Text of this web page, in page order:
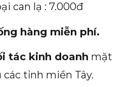
can lạ : 7.000đ
hàng miễn phí.
tác kinh doanh mặt
các tỉnh miền Tây.